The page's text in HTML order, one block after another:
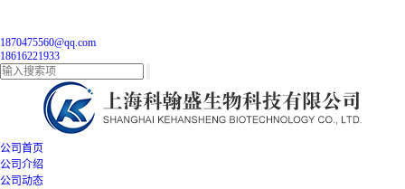
1870475560@qq.com
18616221933
公司首页
公司介绍
公司动态